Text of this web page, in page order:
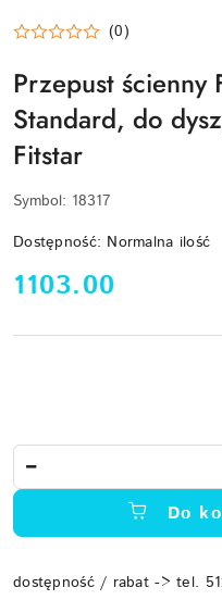
(0)
Przepust
Standard, do
Fitstar
Symbol: 18317
Dostępność: Normalna ilość
cena:
1103.00
Do
dostępność / rabat -> tel.